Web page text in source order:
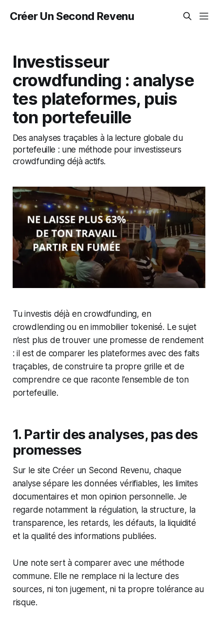
Créer Un Second Revenu
Investisseur
crowdfunding : analyse
tes plateformes, puis
ton portefeuille
Des analyses traçables à la lecture globale du
portefeuille : une méthode pour investisseurs
crowdfunding déjà actifs.
Tu investis déjà en crowdfunding, en
crowdlending ou en immobilier tokenisé. Le sujet
n’est plus de trouver une promesse de rendement
: il est de comparer les plateformes avec des faits
traçables, de construire ta propre grille et de
comprendre ce que raconte l’ensemble de ton
portefeuille.
1. Partir des analyses, pas des
promesses
Sur le site Créer un Second Revenu, chaque
analyse sépare les données vérifiables, les limites
documentaires et mon opinion personnelle. Je
regarde notamment la régulation, la structure, la
transparence, les retards, les défauts, la liquidité
et la qualité des informations publiées.
Une note sert à comparer avec une méthode
commune. Elle ne remplace ni la lecture des
sources, ni ton jugement, ni ta propre tolérance au
risque.